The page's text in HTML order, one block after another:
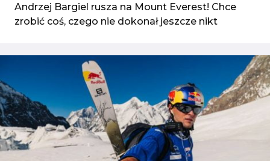
Andrzej Bargiel rusza na Mount Everest! Chce
zrobić coś, czego nie dokonał jeszcze nikt